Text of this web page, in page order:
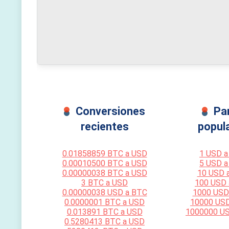
Conversiones
recientes
0.01858859 BTC a USD
0.00010500 BTC a USD
0.00000038 BTC a USD
3 BTC a USD
0.00000038 USD a BTC
0.0000001 BTC a USD
0.013891 BTC a USD
0.5280413 BTC a USD
1 USD
5 USD
10 USD
100 USD
1000
10000
1000000